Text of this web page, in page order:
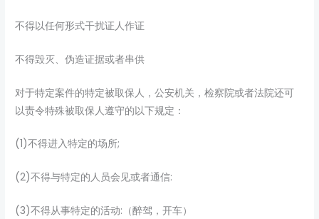
不得以任何形式干扰证人作证
不得毁灭、伪造证据或者串供
对于特定案件的特定被取保人，公安机关，检察院或者法院还可
以责令特殊被取保人遵守的以下规定：
(1)不得进入特定的场所;
(2)不得与特定的人员会见或者通信:
(3)不得从事特定的活动:（醉驾，开车）